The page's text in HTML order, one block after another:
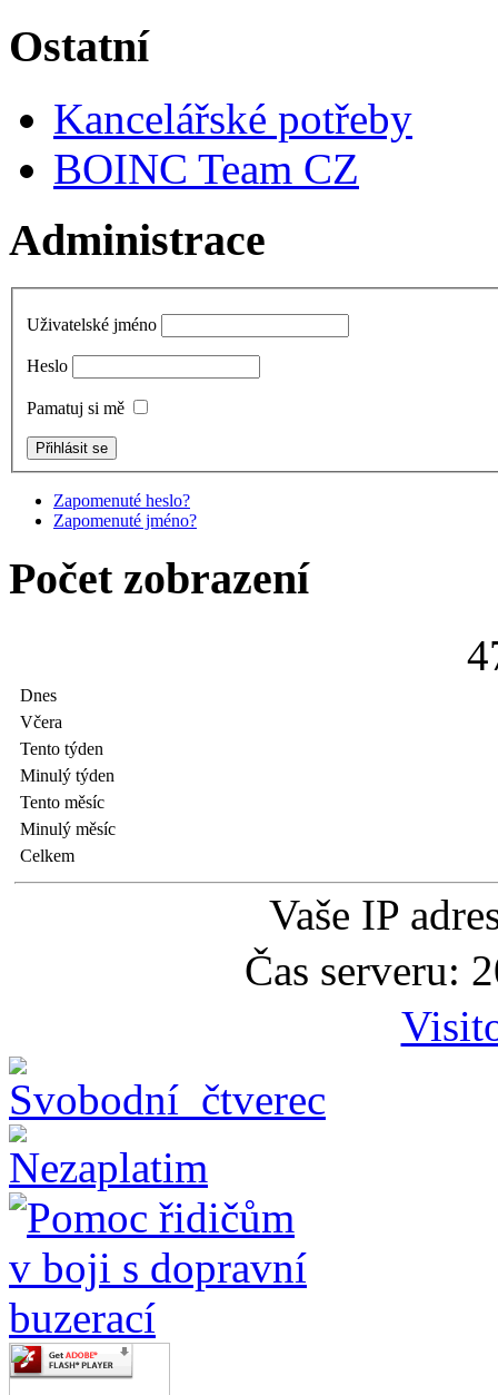
Ostatní
Kancelářské potřeby
BOINC Team CZ
Administrace
Uživatelské jméno
Heslo
Pamatuj si mě
Zapomenuté heslo?
Zapomenuté jméno?
Počet zobrazení
4
Dnes
Včera
Tento týden
Minulý týden
Tento měsíc
Minulý měsíc
Celkem
Vaše IP
Čas serveru: